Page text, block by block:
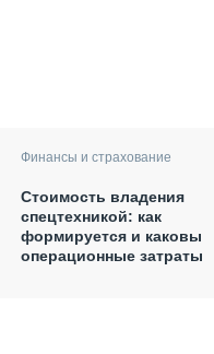
Финансы и страхование
Стоимость владения
спецтехникой: как
формируется и каковы
операционные затраты